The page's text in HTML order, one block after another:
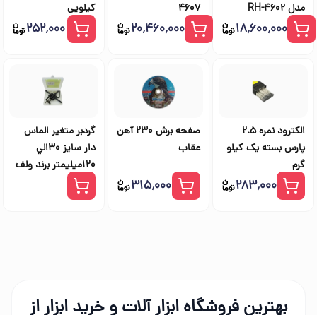
مدل RH-4602
۱۸٬۶۰۰٬۰۰۰
4607
۲۰٬۴۶۰٬۰۰۰
کیلویی
۲۵۲٬۰۰۰
الکترود نمره 2.5
پارس بسته یک کیلو
گرم
۲۸۳٬۰۰۰
صفحه برش 230 آهن
عقاب
۳۱۵٬۰۰۰
گردبر متغير الماس
دار سايز 30الي
120ميليمتر برند ولف
بهترین فروشگاه ابزار آلات و خرید ابزار از